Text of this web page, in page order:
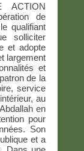
ACTION
de
qualifiant
solliciter
et adopte
largement
et
de la
service
au
en
pour
Son
et a